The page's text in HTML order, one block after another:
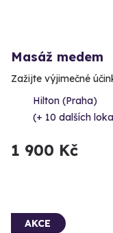
Masáž medem
Zažijte výjimečné
Hilton (Praha)
(+ 10 dalších
1 900 Kč
AKCE